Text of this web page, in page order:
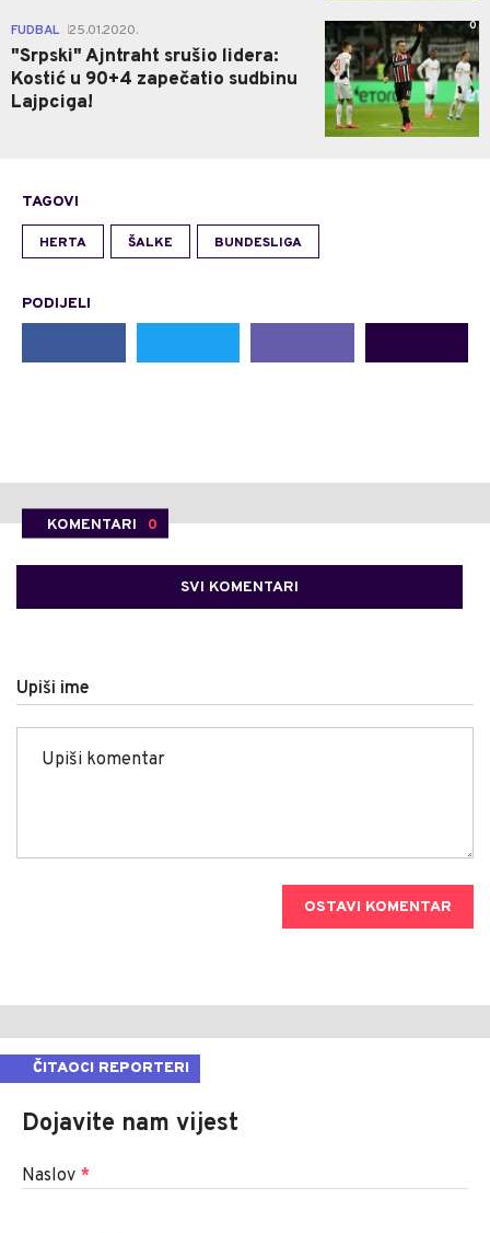
FUDBAL 25.01.2020.
"Srpski" Ajntraht srušio lidera:
Kostić u 90+4 zapečatio sudbinu
Lajpciga!
0
TAGOVI
HERTA ŠALKE BUNDESLIGA
PODIJELI
KOMENTARI 0
SVI KOMENTARI
Upiši ime
OSTAVI KOMENTAR
ČITAOCI REPORTERI
Dojavite nam vijest
Naslov *